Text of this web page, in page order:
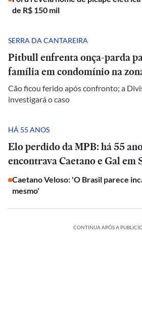
de R$ 150 mil
SERRA DA CANTAREIRA
Pitbull enfrenta onça-parda
família em condomínio na
Cão ficou ferido após confronto; a
investigará o caso
HÁ 55 ANOS
Elo perdido da MPB: há 55
encontrava Caetano e Gal em
Caetano Veloso: 'O Brasil parece
mesmo'
CONTINUA APÓS A